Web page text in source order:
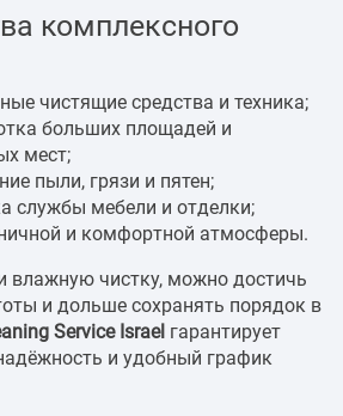
комплексного
чистящие средства и техника;
больших площадей и
мест;
пыли, грязи и пятен;
службы мебели и отделки;
и комфортной атмосферы.
влажную чистку, можно достичь
и дольше сохранять порядок в
Service Israel гарантирует
и удобный график